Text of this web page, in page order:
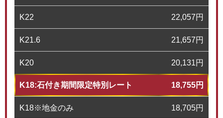
K22 22,057円
K21.6 21,657円
K20 20,131円
K18:石付き期間限定特別レート 18,755円
K18※地金のみ 18,705円